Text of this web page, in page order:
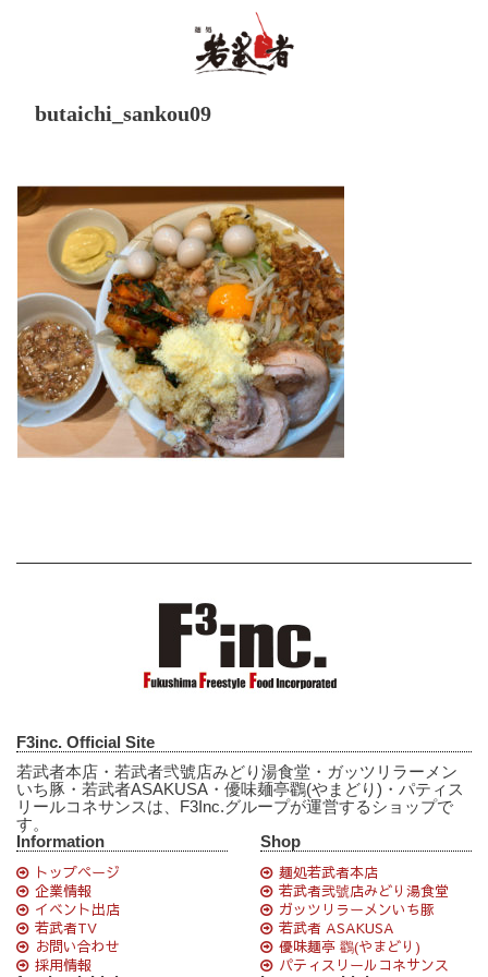
butaichi_sankou09
F3inc. Official Site
若武者本店・若武者弐號店みどり湯食堂・ガッツリラーメン
いち豚・若武者ASAKUSA・優味麺亭鸐(やまどり)・パティス
リールコネサンスは、F3Inc.グループが運営するショップで
す。
Information
トップページ
企業情報
イベント出店
若武者TV
お問い合わせ
採用情報
Shop
麺処若武者本店
若武者弐號店みどり湯食堂
ガッツリラーメンいち豚
若武者 ASAKUSA
優味麺亭 鸐(やまどり)
パティスリールコネサンス